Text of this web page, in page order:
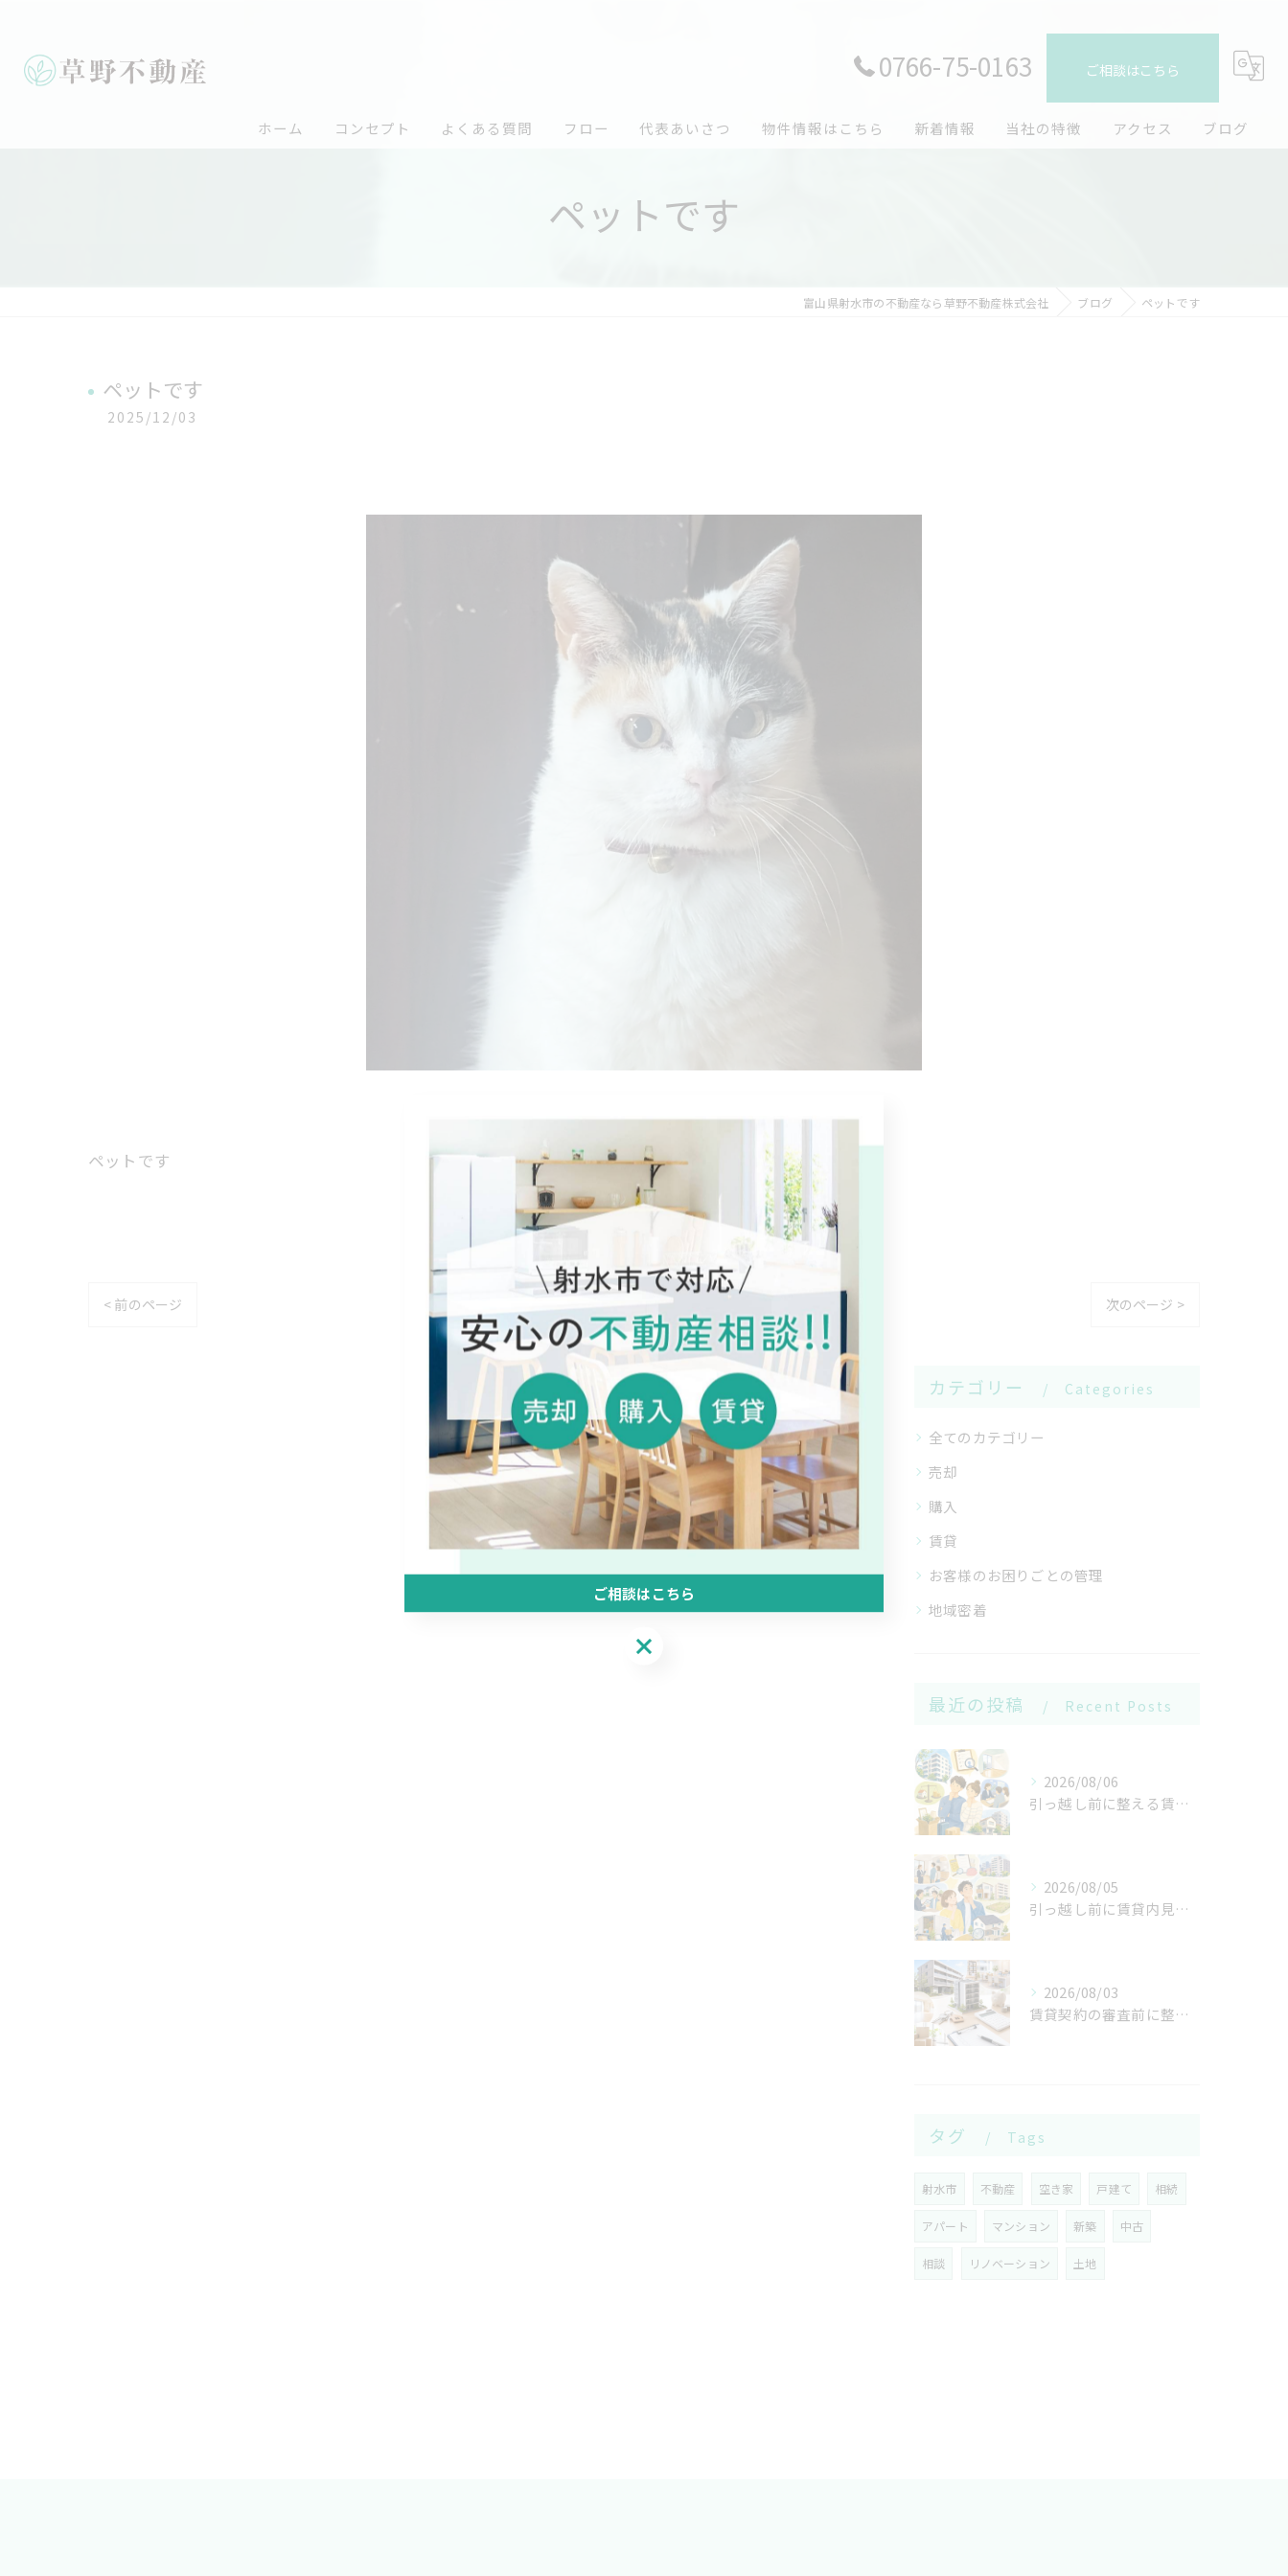
0766-75-0163 ご相談はこちら
ホーム コンセプト よくある質問 フロー 代表あいさつ 物件情報はこちら 新着情報 当社の特徴 アクセス ブログ
ペットです
富山県射水市の不動産なら草野不動産株式会社 ブログ ペットです
ペットです
2025/12/03
ペットです
< 前のページ 一覧に戻る 次のページ >
カテゴリー Categories
全てのカテゴリー
売却
購入
賃貸
お客様のお困りごとの管理
地域密着
最近の投稿 Recent Posts
2026/08/06
引っ越し前に整える賃貸契約の審査と初期費用
2026/08/05
引っ越し前に賃貸内見と売却査定をそろえる
2026/08/03
賃貸契約の審査前に整える初期費用と内見
タグ Tags
射水市 不動産 空き家 戸建て 相続
アパート マンション 新築 中古
相談 リノベーション 土地
ご相談はこちら
ご相談はこちら